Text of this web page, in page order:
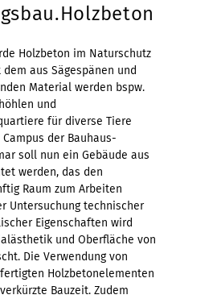
Holzbeton im Naturschutz
aus Sägespänen und
Material werden bspw.
und
für diverse Tiere
der Bauhaus-
soll nun ein Gebäude aus
werden, das den
Raum zum Arbeiten
Untersuchung technischer
Eigenschaften wird
und Oberfläche von
Die Verwendung von
Holzbetonelementen
Bauzeit. Zudem